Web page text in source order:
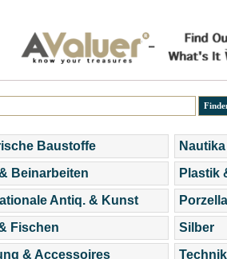
Baustoffe
Beinarbeiten
Antiq. & Kunst
Fischen
& Accessoires
Plastik
Silber